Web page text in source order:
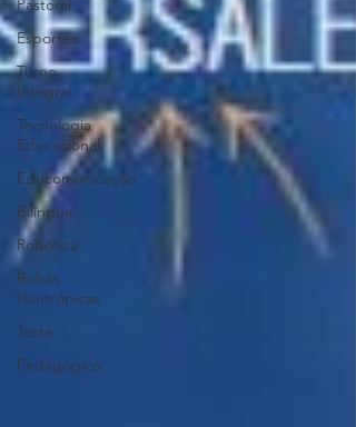
Pastoral
Esportes
Turno
Integral
Tecnologia
Educacional
Educomunicação
Bilíngue
Robótica
Bolsas
filantrópicas
Teste
Pedagógico